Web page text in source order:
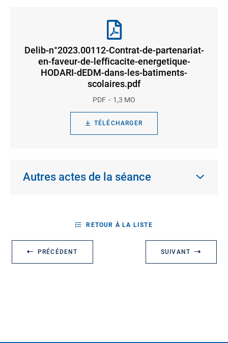
Delib-n°2023.00112-Contrat-de-partenariat-
en-faveur-de-lefficacite-energetique-
HODARI-dEDM-dans-les-batiments-
scolaires.pdf
PDF 1,3 MO
TÉLÉCHARGER
Autres actes de la séance
PRÉCÉDENT
RETOUR À LA LISTE
SUIVANT